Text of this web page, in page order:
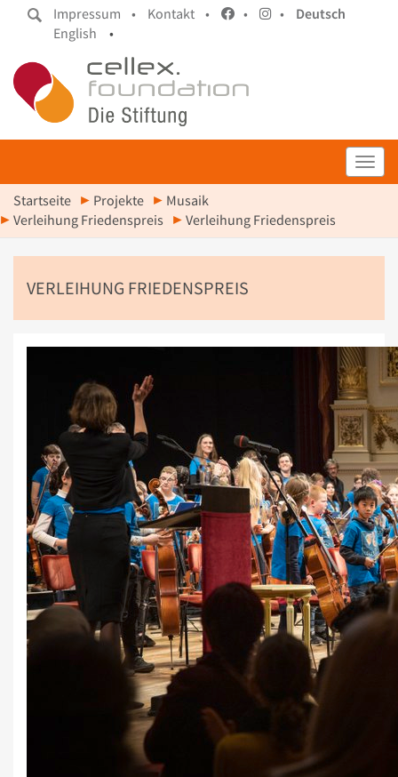
Impressum • Kontakt • • •
Deutsch
English
•
Startseite Projekte
Musaik
Verleihung Friedenspreis
Verleihung Friedenspreis
VERLEIHUNG FRIEDENSPREIS